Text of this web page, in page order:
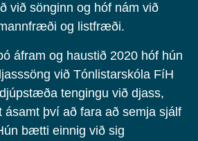
við sönginn og hóf nám við
og listfræði.
áfram og haustið 2020 hóf hún
við Tónlistarskóla FíH
tengingu við djass,
ásamt því að fara að semja sjálf
bætti einnig við sig